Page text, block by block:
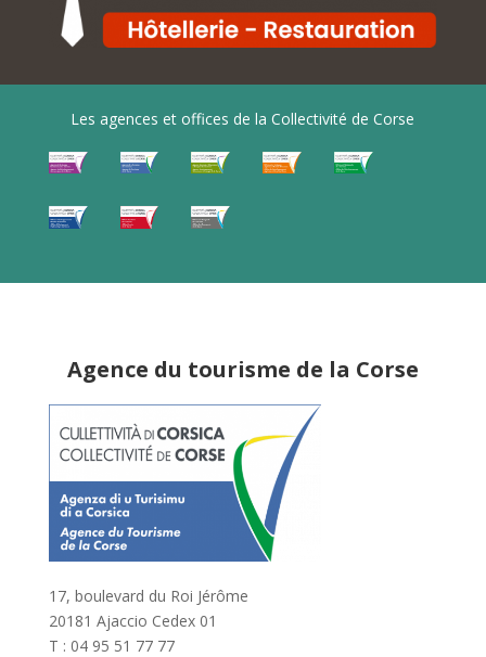
Les agences et offices de la Collectivité de Corse
Agence du tourisme de la Corse
17, boulevard du Roi Jérôme
20181 Ajaccio Cedex 01
T : 04 95 51 77 77